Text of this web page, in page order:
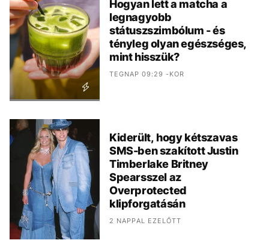
Hogyan lett a matcha a
legnagyobb
státuszszimbólum - és
tényleg olyan egészséges,
mint hisszük?
TEGNAP 09:29 -KOR
Kiderült, hogy kétszavas
SMS-ben szakított Justin
Timberlake Britney
Spearsszel az
Overprotected
klipforgatásán
2 NAPPAL EZELŐTT